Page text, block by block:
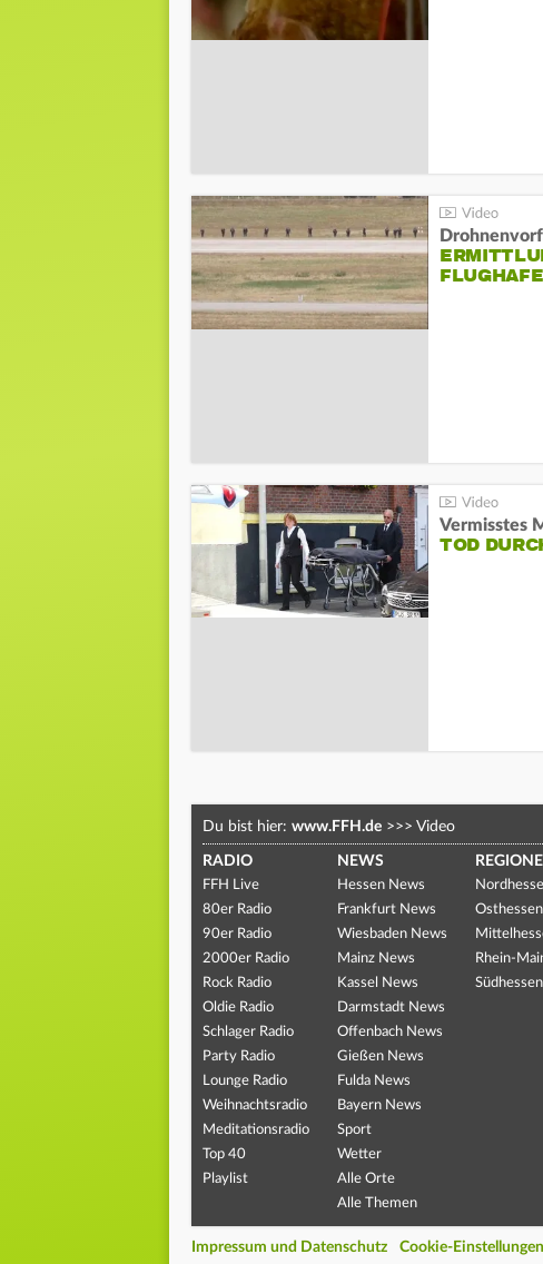
Vermisstes
TOD
Du bist hier: www.FFH.de >>> Video
RADIO
FFH Live
80er Radio
90er Radio
2000er Radio
Rock Radio
Oldie Radio
Schlager Radio
Party Radio
Lounge Radio
Weihnachtsradio
Meditationsradio
Top 40
Playlist
NEWS
Hessen News
Frankfurt News
Wiesbaden News
Mainz News
Kassel News
Darmstadt News
Offenbach News
Gießen News
Fulda News
Bayern News
Sport
Wetter
Alle Orte
Alle Themen
Rhein-
Impressum und Datenschutz Cookie-Einstellungen